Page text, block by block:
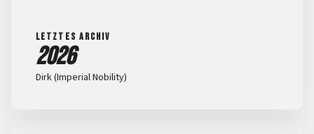
LETZTES ARCHIV
2026
Dirk (Imperial Nobility)